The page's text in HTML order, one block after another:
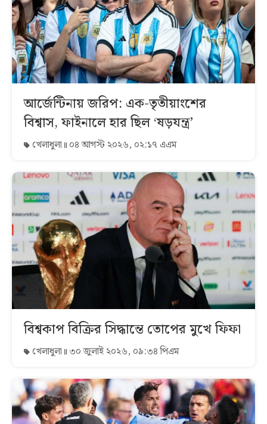
আর্জেন্টিনায় জরিপ: এক-তৃতীয়াংশের
বিশ্বাস, ফাইনালে হার ছিল ‘ষড়যন্ত্র’
খেলাধুলা ০৪ আগস্ট ২০২৬, ০২:১৭ এএম
বিশ্বকাপ বিক্রির সিদ্ধান্তে তোপের মুখে ফিফা
খেলাধুলা ৩০ জুলাই ২০২৬, ০৯:৩৪ পিএম